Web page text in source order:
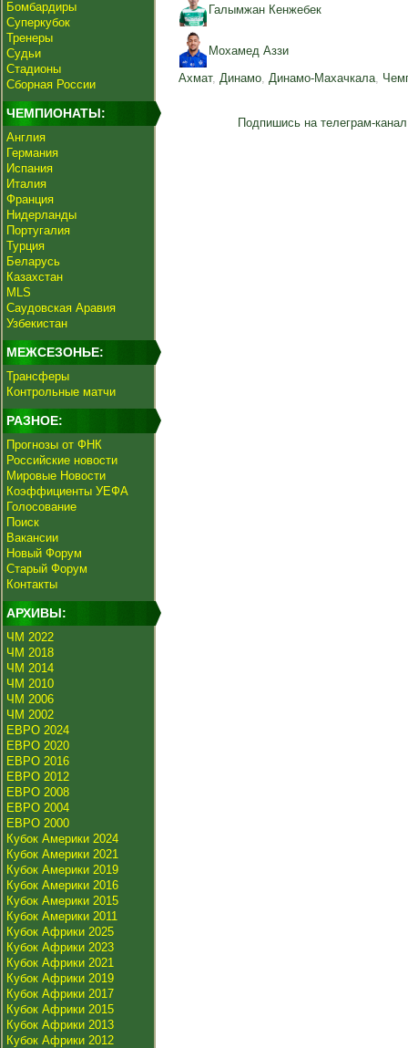
Бомбардиры
Суперкубок
Тренеры
Судьи
Стадионы
Сборная России
ЧЕМПИОНАТЫ:
Англия
Германия
Испания
Италия
Франция
Нидерланды
Португалия
Турция
Беларусь
Казахстан
MLS
Саудовская Аравия
Узбекистан
МЕЖСЕЗОНЬЕ:
Трансферы
Контрольные матчи
РАЗНОЕ:
Прогнозы от ФНК
Российские новости
Мировые Новости
Коэффициенты УЕФА
Голосование
Поиск
Вакансии
Новый Форум
Старый Форум
Контакты
АРХИВЫ:
ЧМ 2022
ЧМ 2018
ЧМ 2014
ЧМ 2010
ЧМ 2006
ЧМ 2002
ЕВРО 2024
ЕВРО 2020
ЕВРО 2016
ЕВРО 2012
ЕВРО 2008
ЕВРО 2004
ЕВРО 2000
Кубок Америки 2024
Кубок Америки 2021
Кубок Америки 2019
Кубок Америки 2016
Кубок Америки 2015
Кубок Америки 2011
Кубок Африки 2025
Кубок Африки 2023
Кубок Африки 2021
Кубок Африки 2019
Кубок Африки 2017
Кубок Африки 2015
Кубок Африки 2013
Кубок Африки 2012
Галымжан Кенжебек
Мохамед Аззи
Ахмат, Динамо, Динамо-Махачкала,
Подпишись на телеграм-